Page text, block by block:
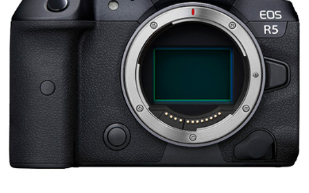
b
e
の
ご
つ
い
て
ォ
ト
ス
タ
ジ